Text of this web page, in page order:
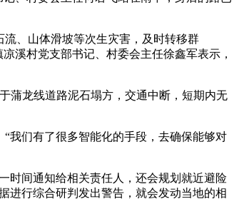
、山体滑坡等次生灾害，及时转移群
溪村党支部书记、村委会主任徐鑫军表示，
蒲龙线道路泥石塌方，交通中断，短期内无
我们有了很多智能化的手段，去确保能够对
时间通知给相关责任人，还会规划就近避险
进行综合研判发出警告，就会发动当地的相